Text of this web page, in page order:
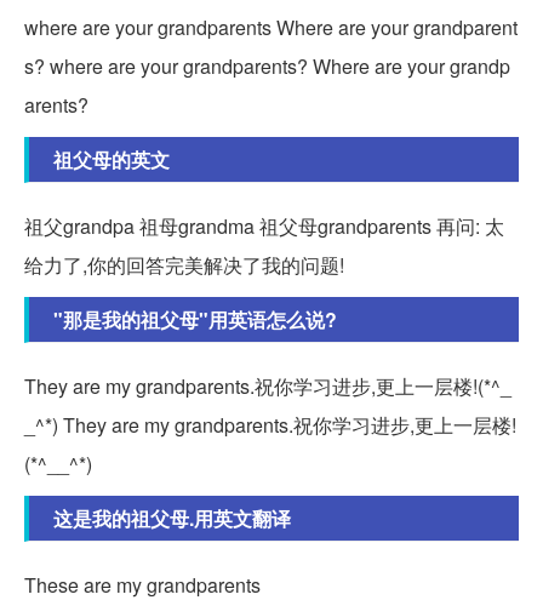
where are your grandparents Where are your grandparent
s? where are your grandparents? Where are your grandp
arents?
祖父母的英文
祖父grandpa 祖母grandma 祖父母grandparents 再问: 太
给力了,你的回答完美解决了我的问题!
"那是我的祖父母"用英语怎么说?
They are my grandparents.祝你学习进步,更上一层楼!(*^_
_^*) They are my grandparents.祝你学习进步,更上一层楼!
(*^__^*)
这是我的祖父母.用英文翻译
These are my grandparents